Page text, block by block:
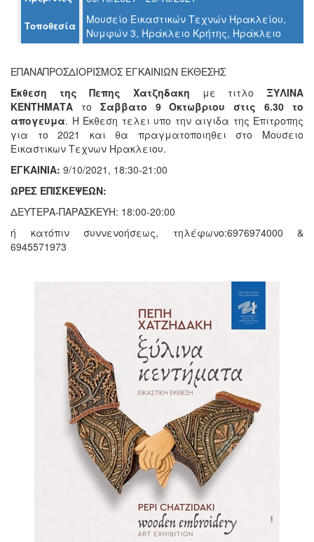
ΜΑΣ
ΔΗΜΟΣ
ΠΟΛΙΤΙΣΜΟΣ
ΑΝΘΕΚΤΙΚΗ
ΠΟΛΗ
Τοποθεσία
Μουσείο Εικαστικών Τεχνών Ηρακλείου,
Νυμφών 3, Ηράκλειο Κρήτης, Ηράκλειο
ΕΠΑΝΑΠΡΟΣΔΙΟΡΙΣΜΟΣ ΕΓΚΑΙΝΙΩΝ ΕΚΘΕΣΗΣ
Εκθεση της Πεπης Χατζηδακη με τιτλο ΞΥΛΙΝΑ
ΚΕΝΤΗΜΑΤΑ το Σαββατο 9 Οκτωβριου στις 6.30 το
απογευμα. Η Εκθεση τελει υπο την αιγιδα της Επιτροπης
για το 2021 και θα πραγματοποιηθει στο Μουσειο
Εικαστικων Τεχνων Ηρακλειου.
ΕΓΚΑΙΝΙΑ: 9/10/2021, 18:30-21:00
ΩΡΕΣ ΕΠΙΣΚΕΨΕΩΝ:
ΔΕΥΤΕΡΑ-ΠΑΡΑΣΚΕΥΗ: 18:00-20:00
ή κατόπιν συννενοήσεως, τηλέφωνο:6976974000 &
6945571973